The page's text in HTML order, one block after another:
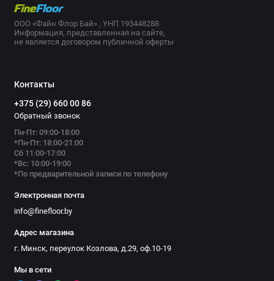
ООО «Файн Флор Бай» , УНП 193448288
Информация, представленная на сайте,
не является договором публичной оферты
Контакты
+375 (29) 660 00 86
Обратный звонок
Пн-Пт: 09:00-18:00
*Пн-Пт: 18:00-21:00
Сб 11:00-17:00
*Вс: 10:00-19:00
*По предварительной записи по телефону
Электронная почта
info@finefloor.by
Адрес магазина
г. Минск, переулок Козлова, д.29, оф.10-19
Мы в сети